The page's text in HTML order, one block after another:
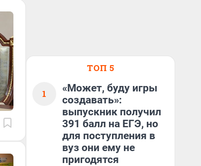
ТОП 5
1
«Может, буду игры
создавать»:
выпускник получил
391 балл на ЕГЭ, но
для поступления в
вуз они ему не
пригодятся